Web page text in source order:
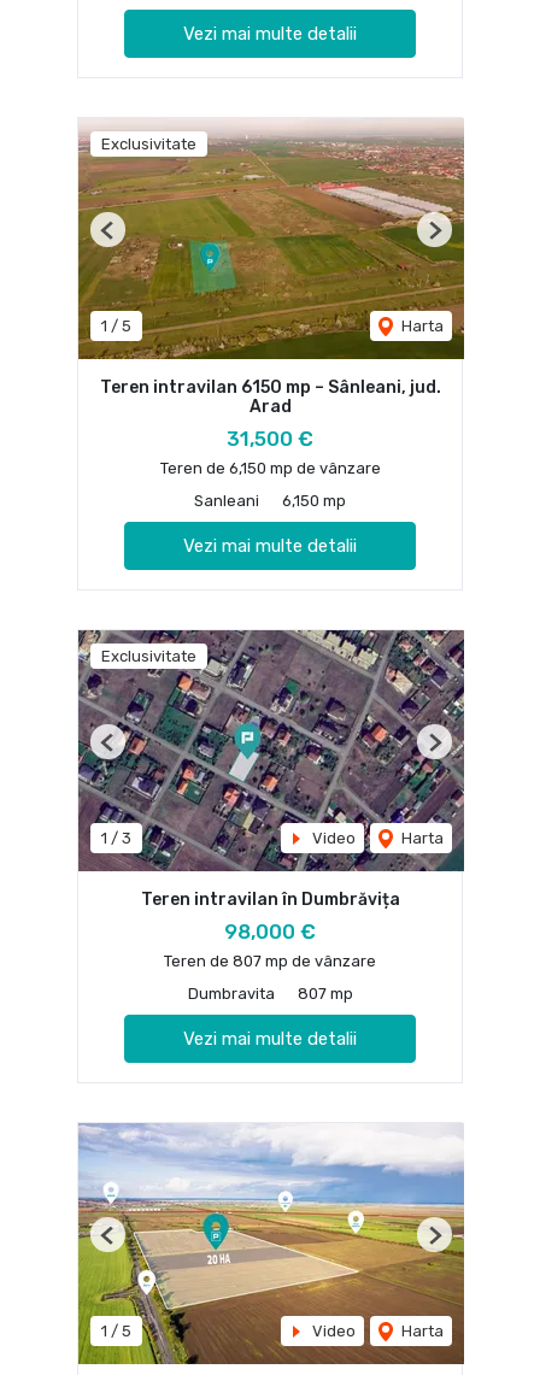
Vezi mai multe detalii
Exclusivitate
1 / 5 Harta
Previous Next
Teren intravilan 6150 mp – Sânleani, jud.
Arad
31,500 €
Teren de 6,150 mp de vânzare
Sanleani
6,150 mp
Vezi mai multe detalii
Exclusivitate
1 / 3 Video Harta
Previous Next
Teren intravilan în Dumbrăvița
98,000 €
Teren de 807 mp de vânzare
Dumbravita
807 mp
Vezi mai multe detalii
1 / 5 Video Harta
Previous Next